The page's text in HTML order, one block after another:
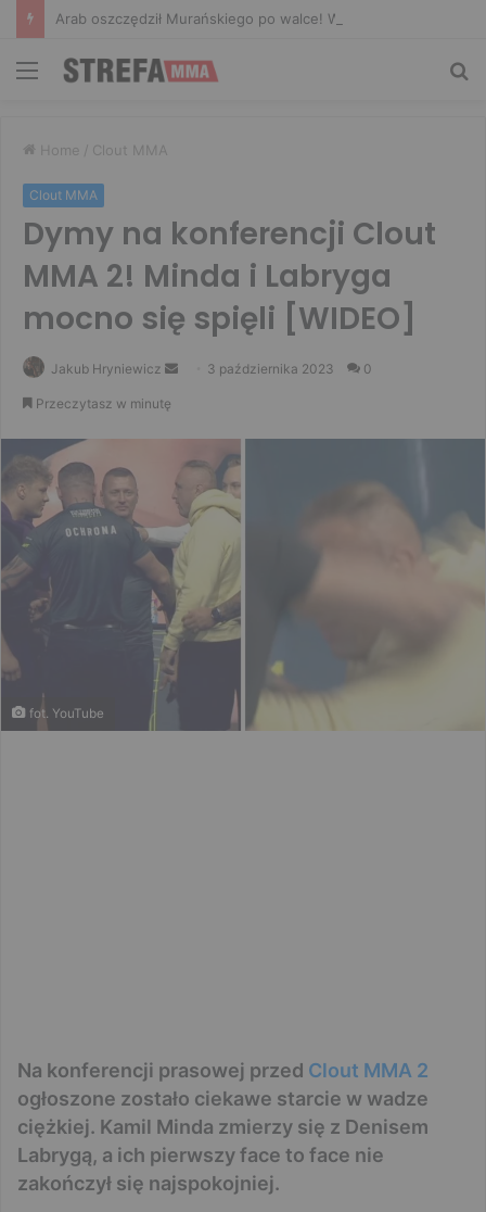
Menu
Home / Clout MMA
Clout MMA
Dymy na konferencji Clout
MMA 2! Minda i Labryga
mocno się spięli [WIDEO]
Jakub Hryniewicz
Send 3 października 2023 0
Przeczytasz w minutę
fot. YouTube
Na konferencji prasowej przed Clout MMA 2
ogłoszone zostało ciekawe starcie w wadze
ciężkiej. Kamil Minda zmierzy się z Denisem
Labrygą, a ich pierwszy face to face nie
zakończył się najspokojniej.